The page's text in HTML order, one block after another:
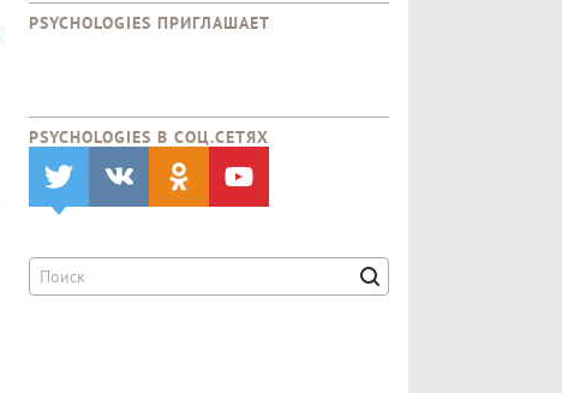
PSYCHOLOGIES ПРИГЛАШАЕТ
PSYCHOLOGIES В CОЦ.СЕТЯХ